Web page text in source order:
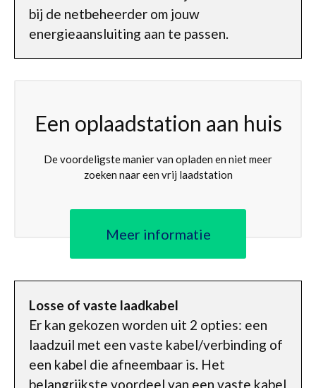
bij de netbeheerder om jouw
energieaansluiting aan te passen.
Een oplaadstation aan huis
De voordeligste manier van opladen en niet meer
zoeken naar een vrij laadstation
Meer informatie
Losse of vaste laadkabel
Er kan gekozen worden uit 2 opties: een
laadzuil met een vaste kabel/verbinding of
een kabel die afneembaar is. Het
belangrijkste voordeel van een vaste kabel